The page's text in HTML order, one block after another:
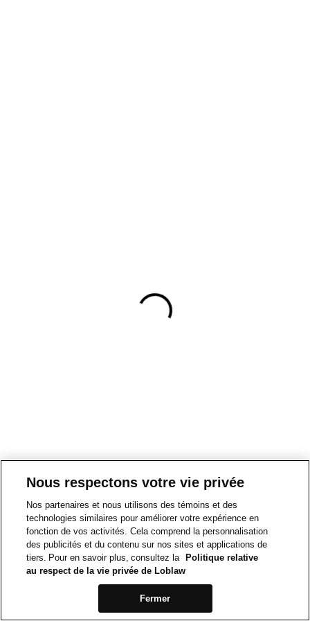
Nous respectons votre vie privée
Nos partenaires et nous utilisons des témoins et des
technologies similaires pour améliorer votre expérience en
fonction de vos activités. Cela comprend la personnalisation
des publicités et du contenu sur nos sites et applications de
tiers. Pour en savoir plus, consultez la
Politique relative
au respect de la vie privée de Loblaw
Fermer